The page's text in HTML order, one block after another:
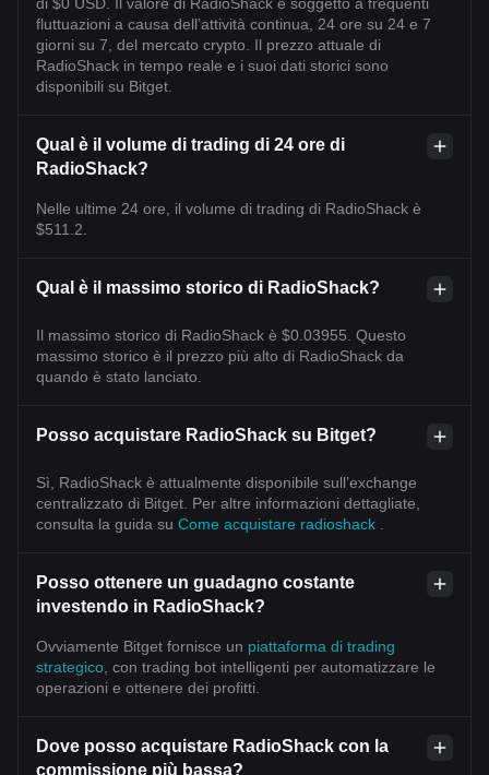
fluttuazioni a causa dell’attività continua, 24 ore su 24 e 7
giorni su 7, del mercato crypto. Il prezzo attuale di
RadioShack in tempo reale e i suoi dati storici sono
disponibili su Bitget.
Qual è il volume di trading di 24 ore di
RadioShack?
Nelle ultime 24 ore, il volume di trading di RadioShack è
$511.2.
Qual è il massimo storico di RadioShack?
Il massimo storico di RadioShack è $0.03955. Questo
massimo storico è il prezzo più alto di RadioShack da
quando è stato lanciato.
Posso acquistare RadioShack su Bitget?
Sì, RadioShack è attualmente disponibile sull’exchange
centralizzato di Bitget. Per altre informazioni dettagliate,
consulta la guida su Come acquistare radioshack
Posso ottenere un guadagno costante
investendo in RadioShack?
Ovviamente Bitget fornisce un piattaforma di trading
strategico , con trading bot intelligenti per automatizzare le
operazioni e ottenere dei profitti.
Dove posso acquistare RadioShack con la
commissione più bassa?